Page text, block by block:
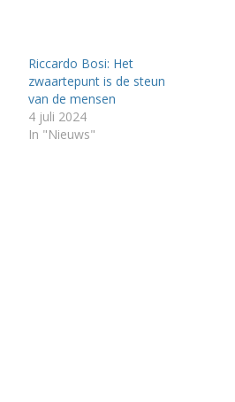
Riccardo Bosi: Het
zwaartepunt is de steun
van de mensen
4 juli 2024
In "Nieuws"